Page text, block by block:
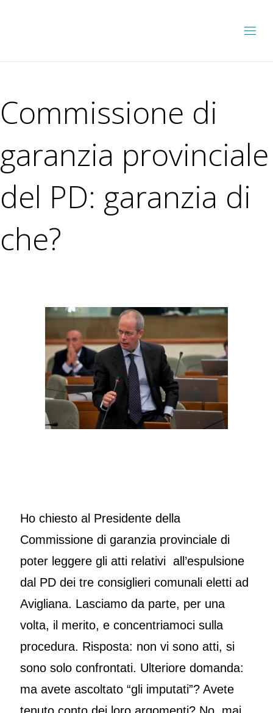
Commissione di
garanzia provinciale
del PD: garanzia di
che?
Ho chiesto al Presidente della
Commissione di garanzia provinciale di
poter leggere gli atti relativi all’espulsione
dal PD dei tre consiglieri comunali eletti ad
Avigliana. Lasciamo da parte, per una
volta, il merito, e concentriamoci sulla
procedura. Risposta: non vi sono atti, si
sono solo confrontati. Ulteriore domanda:
ma avete ascoltato “gli imputati”? Avete